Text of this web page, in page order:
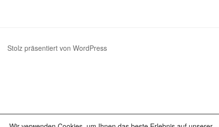
Stolz präsentiert von WordPress